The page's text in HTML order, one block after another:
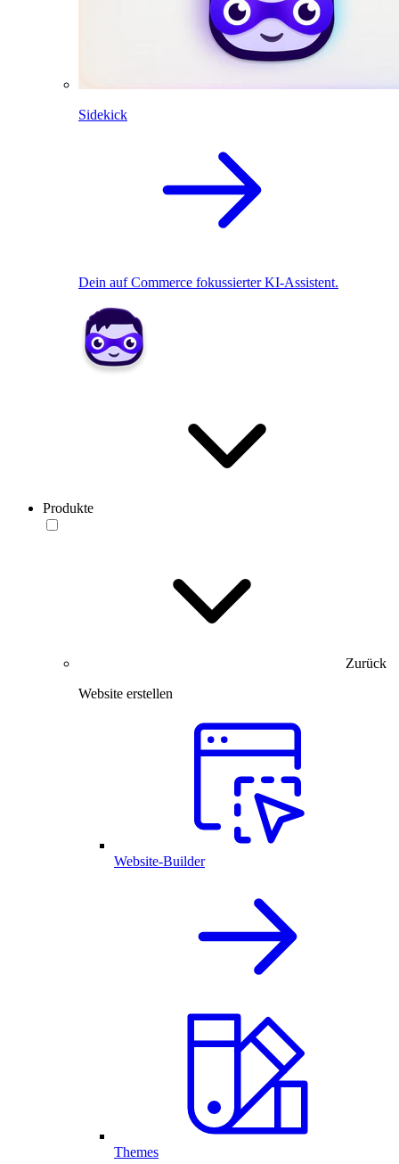
Sidekick
Dein auf Commerce fokussierter KI-Assistent.
Produkte
Zurück
Website erstellen
Website-Builder
Themes